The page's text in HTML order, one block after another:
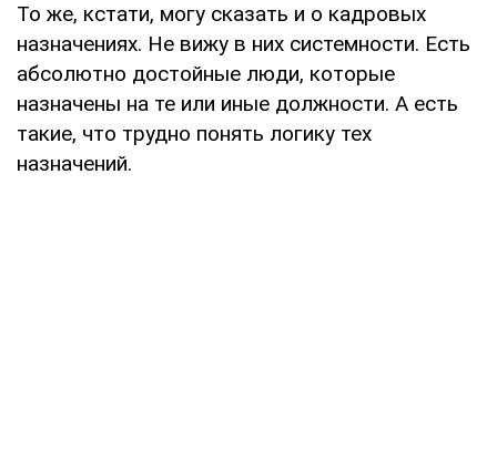
То же, кстати, могу сказать и о кадровых
назначениях. Не вижу в них системности. Есть
абсолютно достойные люди, которые
назначены на те или иные должности. А есть
такие, что трудно понять логику тех
назначений.